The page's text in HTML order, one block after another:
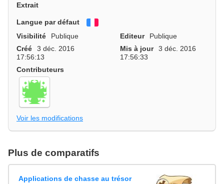
Extrait
Langue par défaut
Visibilité
Publique Editeur
Publique
Créé
3 déc. 2016
17:56:13
Mis à jour
3 déc. 2016
17:56:33
Contributeurs
Voir les modifications
Plus de comparatifs
Applications de chasse au trésor